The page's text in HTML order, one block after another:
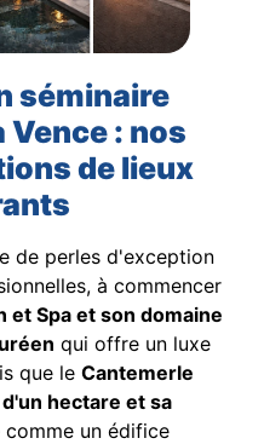
séminaire
: nos
de lieux
de perles d'exception
à commencer
et Spa et son domaine
qui offre un luxe
que le Cantemerle
hectare et sa
comme un édifice